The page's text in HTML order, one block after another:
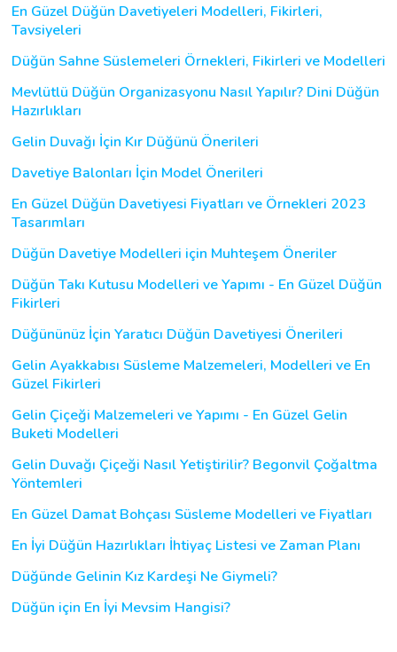
En Güzel Düğün Davetiyeleri Modelleri, Fikirleri,
Tavsiyeleri
Düğün Sahne Süslemeleri Örnekleri, Fikirleri ve Modelleri
Mevlütlü Düğün Organizasyonu Nasıl Yapılır? Dini Düğün
Hazırlıkları
Gelin Duvağı İçin Kır Düğünü Önerileri
Davetiye Balonları İçin Model Önerileri
En Güzel Düğün Davetiyesi Fiyatları ve Örnekleri 2023
Tasarımları
Düğün Davetiye Modelleri için Muhteşem Öneriler
Düğün Takı Kutusu Modelleri ve Yapımı - En Güzel Düğün
Fikirleri
Düğününüz İçin Yaratıcı Düğün Davetiyesi Önerileri
Gelin Ayakkabısı Süsleme Malzemeleri, Modelleri ve En
Güzel Fikirleri
Gelin Çiçeği Malzemeleri ve Yapımı - En Güzel Gelin
Buketi Modelleri
Gelin Duvağı Çiçeği Nasıl Yetiştirilir? Begonvil Çoğaltma
Yöntemleri
En Güzel Damat Bohçası Süsleme Modelleri ve Fiyatları
En İyi Düğün Hazırlıkları İhtiyaç Listesi ve Zaman Planı
Düğünde Gelinin Kız Kardeşi Ne Giymeli?
Düğün için En İyi Mevsim Hangisi?